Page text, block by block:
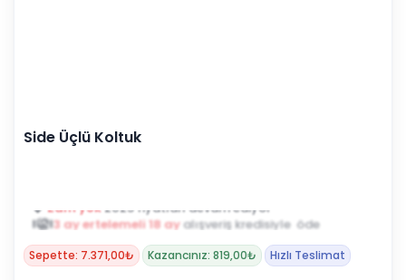
Side Üçlü Koltuk
3 ay ertelemeli 18 ayalışveriş kredisiyle öde
Sepette: 7.371,00₺ Kazancınız: 819,00₺ Hızlı Teslimat